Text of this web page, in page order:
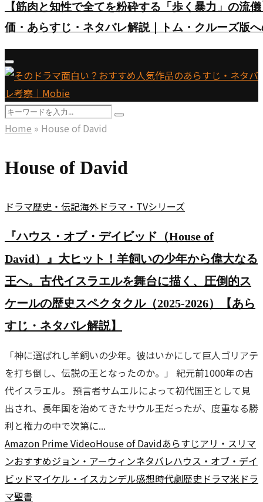
【筋肉と知性で全てを粉砕する「歩く暴力」の流
価・あらすじ・ネタバレ解説｜トム・クルーズ版
Primary
Menu
Search
for:
Search
Home » House of David
House of David
ドラマ歴史・伝記海外ドラマ・TVシリーズ
『ハウス・オブ・デイビッド（House of
David）』大ヒット！羊飼いの少年から偉大なる
王へ。古代イスラエルを舞台に描く、圧倒的ス
ケールの歴史スペクタクル（2025-2026）【あら
すじ・ネタバレ解説】
「神に選ばれし羊飼いの少年。彼はいかにして巨人ゴリアテ
を打ち倒し、伝説の王となったのか。」 紀元前1000年の古
代イスラエル。 預言者サムエルによって初代国王として見
出され、長年国を治めてきたサウル王だったが、度重なる勝
利と権力の中で次第に...
Amazon Prime VideoHouse of Davidあらすじアリ・スリマ
ンおすすめジョン・アーウィンネタバレハウス・オブ・デイ
ビッドマイケル・イスカンデル感想時代劇歴史ドラマ米ドラ
マ聖書